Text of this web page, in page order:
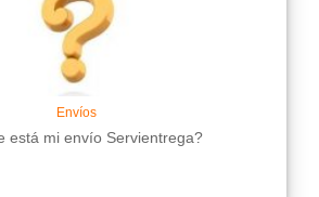
Envíos
está mi envío Servientrega?